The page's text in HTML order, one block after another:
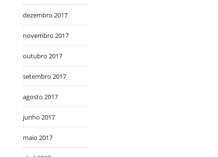
dezembro 2017
novembro 2017
outubro 2017
setembro 2017
agosto 2017
junho 2017
maio 2017